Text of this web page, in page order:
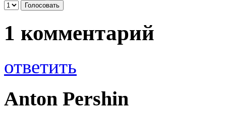
1 комментарий
ответить
Anton Pershin